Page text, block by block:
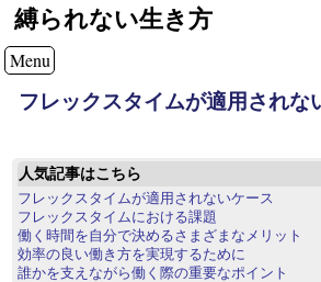
縛られない生き方
Menu
フレックスタイムが適用されな
人気記事はこちら
フレックスタイムが適用されないケース
フレックスタイムにおける課題
働く時間を自分で決めるさまざまなメリット
効率の良い働き方を実現するために
誰かを支えながら働く際の重要なポイント